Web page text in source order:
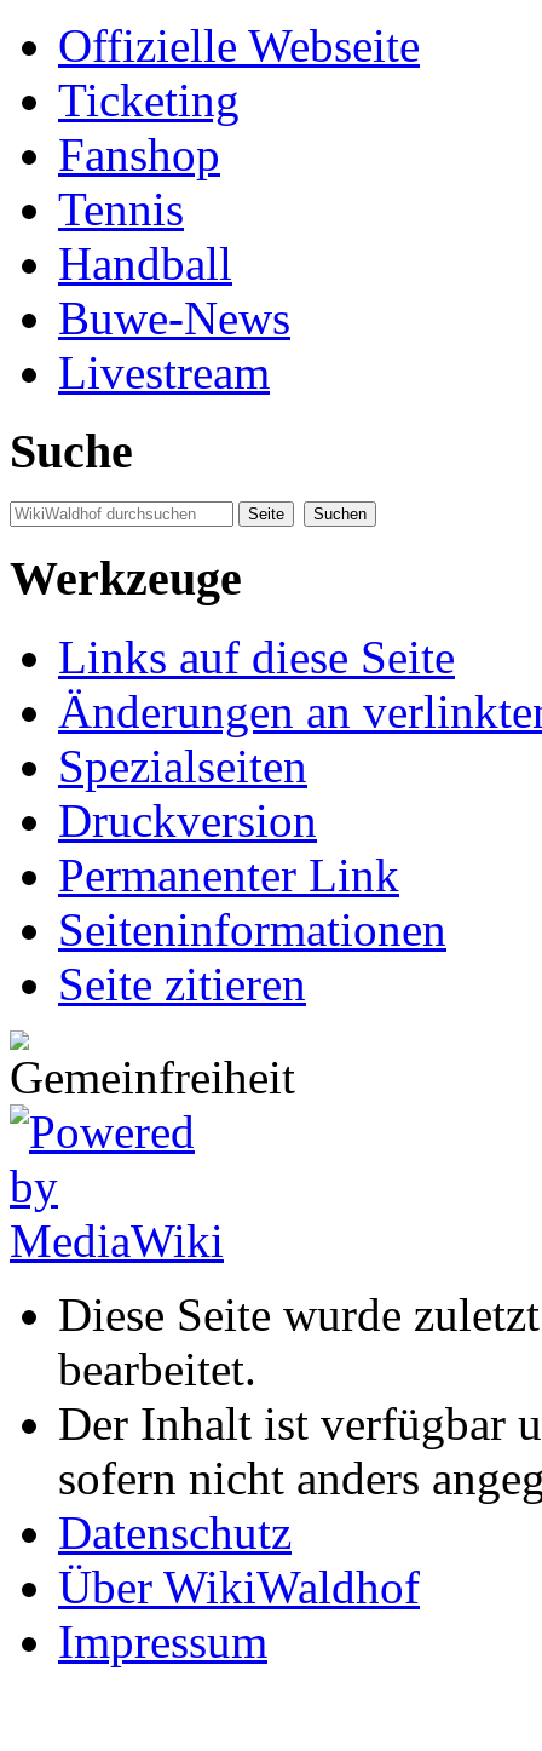
Offizielle Webseite
Ticketing
Fanshop
Tennis
Handball
Buwe-News
Livestream
Suche
Werkzeuge
Links auf diese Seite
Änderungen an
Spezialseiten
Druckversion
Permanenter Link
Seiten­informationen
Seite zitieren
Diese Seite wurde
bearbeitet.
Der Inhalt ist verfügbar
sofern nicht anders
Datenschutz
Über WikiWaldhof
Impressum